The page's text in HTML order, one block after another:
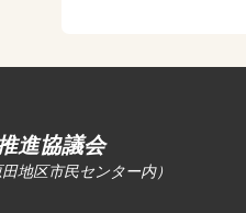
進協議会
地区市民センター内）